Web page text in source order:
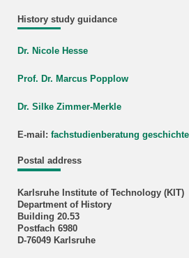
History study guidance
Dr. Nicole Hesse
Prof. Dr. Marcus Popplow
Dr. Silke Zimmer-Merkle
E-mail: fachstudienberatung geschichte
Postal address
Karlsruhe Institute of Technology (KIT)
Department of History
Building 20.53
Postfach 6980
D-76049 Karlsruhe